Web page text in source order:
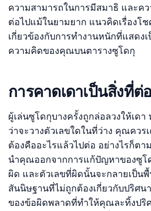
ความสามารถในการมีสมาธิ และค
ต่อไปแม้ในยามยาก แนวคิดเรื่องโ
เกี่ยวข้องกับการทำงานหนักที่แสดง
ความคิดของคุณบนตารางซูโดกุ
การคาดเดาเป็นสิ่งที่ต่
ผู้เล่นซูโดกุบางครั้งถูกล่อลวงให้เด
ว่าจะวางตัวเลขใดในที่ว่าง คุณควร
ต้องคืออะไรแล้วไปต่อ อย่างไรก็ตา
นำคุณออกจากการแก้ปัญหาของซูโ
ผิด และตัวเลขที่ผิดนั้นจะกลายเป็น
สันนิษฐานที่ไม่ถูกต้องเกี่ยวกับปริศ
ของข้อผิดพลาดที่ทำให้คุณละทิ้งปริ